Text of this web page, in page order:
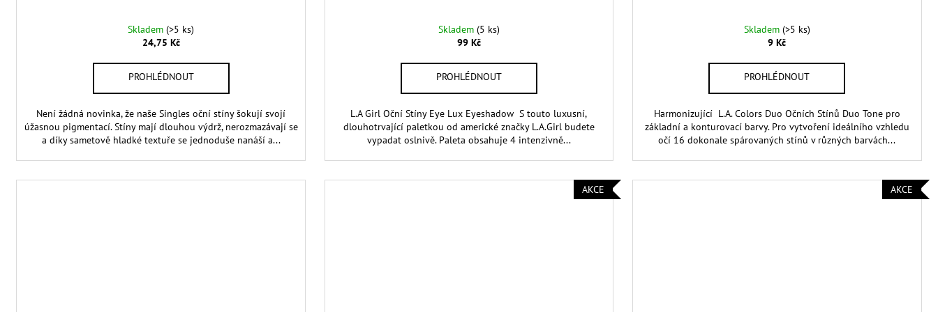
Skladem(>5 ks)
24,75 Kč
Není žádná novinka, že naše Singles oční stíny šokují svojí
úžasnou pigmentací. Stíny mají dlouhou výdrž, nerozmazávají se
a díky sametově hladké textuře se jednoduše nanáší a...
Skladem (5 ks)
99 Kč
L.A Girl Oční Stíny Eye Lux Eyeshadow S touto luxusní,
dlouhotrvající paletkou od americké značky L.A.Girl budete
vypadat oslnivě. Paleta obsahuje 4 intenzivně...
Skladem (>5 ks)
9 Kč
Harmonizující L.A. Colors Duo Očních Stínů Duo Tone pro
základní a konturovací barvy. Pro vytvoření ideálního vzhledu
očí 16 dokonale spárovaných stínů v různých barvách...
AKCE AKCE